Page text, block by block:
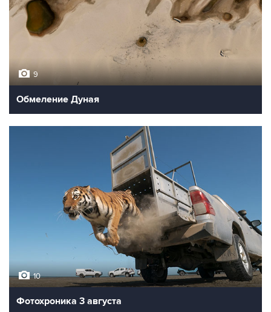
9
Обмеление Дуная
10
Фотохроника 3 августа